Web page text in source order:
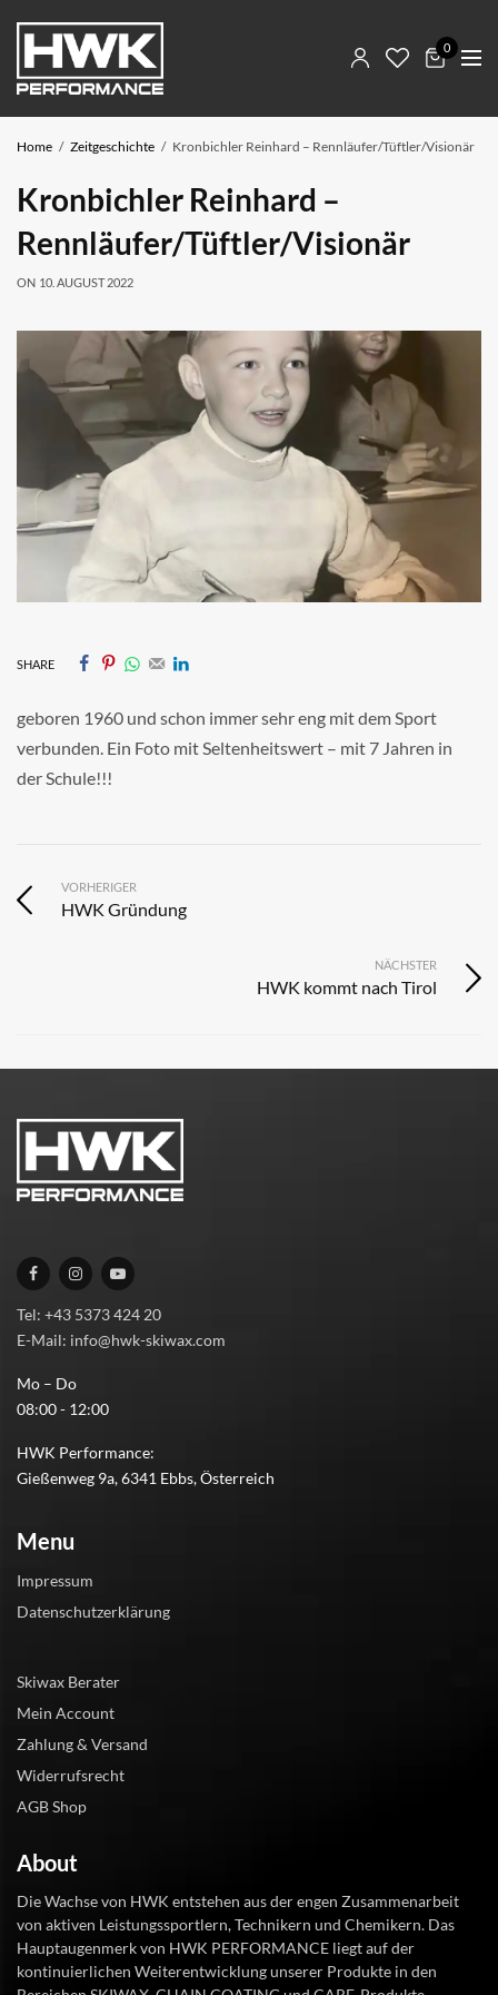
0
Home Zeitgeschichte Kronbichler Reinhard – Rennläufer/Tüftler/Visionär
Kronbichler Reinhard –
Rennläufer/Tüftler/Visionär
ON 10. AUGUST 2022
SHARE
geboren 1960 und schon immer sehr eng mit dem Sport
verbunden. Ein Foto mit Seltenheitswert – mit 7 Jahren in
der Schule!!!
VORHERIGER
HWK Gründung
NÄCHSTER
HWK kommt nach Tirol
Tel: +43 5373 424 20
E-Mail: info@hwk-skiwax.com
Mo – Do
08:00 - 12:00
HWK Performance:
Gießenweg 9a, 6341 Ebbs, Österreich
Menu
Impressum
Datenschutzerklärung
Skiwax Berater
Mein Account
Zahlung & Versand
Widerrufsrecht
AGB Shop
About
Die Wachse von HWK entstehen aus der engen Zusammenarbeit
von aktiven Leistungssportlern, Technikern und Chemikern. Das
Hauptaugenmerk von HWK PERFORMANCE liegt auf der
kontinuierlichen Weiterentwicklung unserer Produkte in den